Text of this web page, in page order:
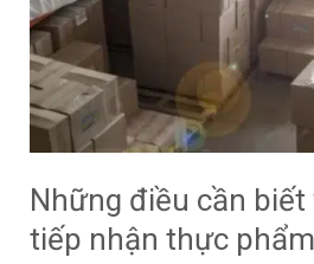
Những điều cần
tiếp nhận thực
về
Quy
trình
tiếp
nhận
phẩm
vào